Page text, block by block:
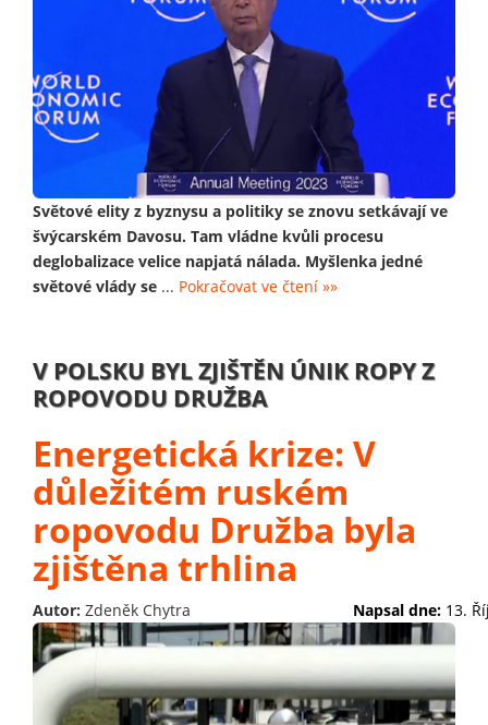
Světové elity z byznysu a politiky se znovu setkávají ve
švýcarském Davosu. Tam vládne kvůli procesu
deglobalizace velice napjatá nálada. Myšlenka jedné
světové vlády se ... Pokračovat ve čtení »»
V POLSKU BYL ZJIŠTĚN ÚNIK ROPY Z
ROPOVODU DRUŽBA
Energetická krize: V
důležitém ruském
ropovodu Družba byla
zjištěna trhlina
Autor: Zdeněk Chytra Napsal dne: 13.